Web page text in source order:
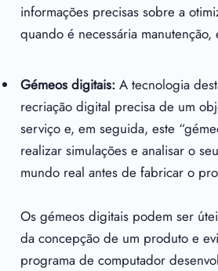
informações precisas sobre a
quando é necessária manutenção,
Gémeos digitais: A tecnologia
recriação digital precisa de um
serviço e, em seguida, este
realizar simulações e analisar o
mundo real antes de fabricar o
Os gémeos digitais podem ser
da concepção de um produto e
programa de computador